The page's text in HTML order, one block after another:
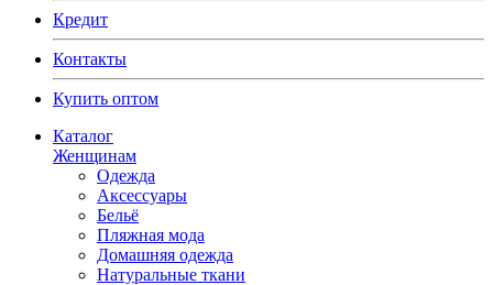
Кредит
Контакты
Купить оптом
Каталог
Женщинам
Одежда
Аксессуары
Бельё
Пляжная мода
Домашняя одежда
Натуральные ткани